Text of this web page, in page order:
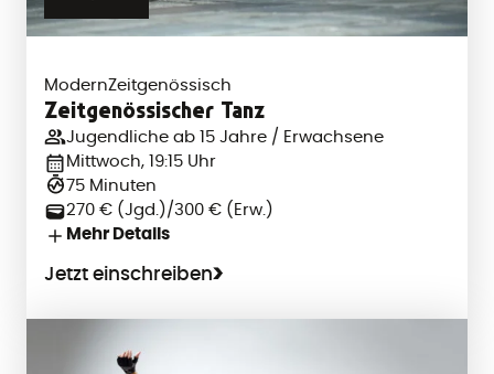
ModernZeitgenössisch
Zeitgenössischer Tanz
Jugendliche ab 15 Jahre / Erwachsene
Mittwoch, 19:15 Uhr
75 Minuten
270 € (Jgd.)/300 € (Erw.)
Mehr Details
Jetzt einschreiben